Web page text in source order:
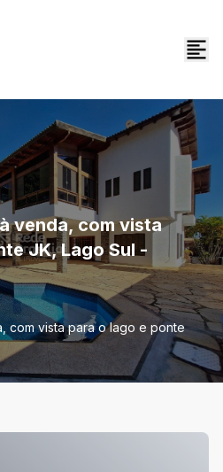
venda, com vista
JK, Lago Sul -
com vista para o lago e ponte